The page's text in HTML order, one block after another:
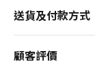
送貨及付款方式
顧客評價